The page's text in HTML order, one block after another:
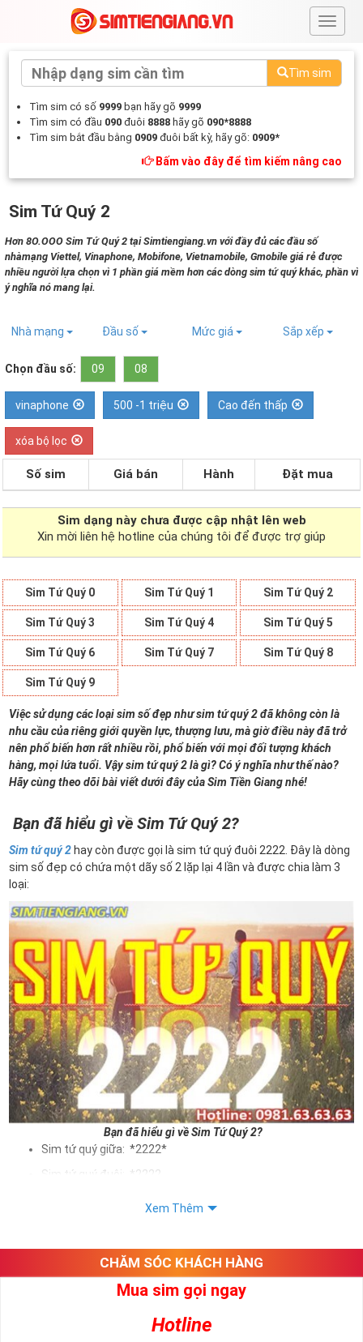
#
Tìm sim
Tìm sim có số 9999 bạn hãy gõ 9999
Tìm sim có đầu 090 đuôi 8888 hãy gõ 090*8888
Tìm sim bắt đầu bằng 0909 đuôi bất kỳ, hãy gõ: 0909*
Bấm vào đây để tìm kiếm nâng cao
Sim Tứ Quý 2
Hơn 8O.OOO Sim Tứ Quý 2 tại Simtiengiang.vn với đầy đủ các đầu số
nhàmạng Viettel, Vinaphone, Mobifone, Vietnamobile, Gmobile giá rẻ được
nhiều người lựa chọn vì 1 phần giá mềm hơn các dòng sim tứ quý khác, phần vì
ý nghĩa nó mang lại.
Nhà mạng Đầu số Mức giá Sắp xếp
Chọn đầu số: 09 08
vinaphone 500 -1 triệu Cao đến thấp
xóa bộ lọc
Số sim Giá bán Hành Đặt mua
Sim dạng này chưa được cập nhật lên web
Xin mời liên hệ hotline của chúng tôi để được trợ giúp
Sim Tứ Quý 0 Sim Tứ Quý 1 Sim Tứ Quý 2
Sim Tứ Quý 3 Sim Tứ Quý 4 Sim Tứ Quý 5
Sim Tứ Quý 6 Sim Tứ Quý 7 Sim Tứ Quý 8
Sim Tứ Quý 9
Việc sử dụng các loại sim số đẹp như sim tứ quý 2 đã không còn là
nhu cầu của riêng giới quyền lực, thượng lưu, mà giờ điều này đã trở
nên phổ biến hơn rất nhiều rồi, phổ biến với mọi đối tượng khách
hàng, mọi lứa tuổi. Vậy sim tứ quý 2 là gì? Có ý nghĩa như thế nào?
Hãy cùng theo dõi bài viết dưới đây của Sim Tiền Giang nhé!
Bạn đã hiểu gì về Sim Tứ Quý 2?
Sim tứ quý 2 hay còn được gọi là sim tứ quý đuôi 2222. Đây là dòng
sim số đẹp có chứa một dãy số 2 lặp lại 4 lần và được chia làm 3
loại:
Bạn đã hiểu gì về Sim Tứ Quý 2?
Sim tứ quý giữa: *2222*
Sim tứ quý đuôi: *2222
như sự sắp xếp của các con số trong sim.
Ý nghĩa sim tứ quý 2
Xem Thêm
CHĂM SÓC KHÁCH HÀNG
Mua sim gọi ngay
Hotline